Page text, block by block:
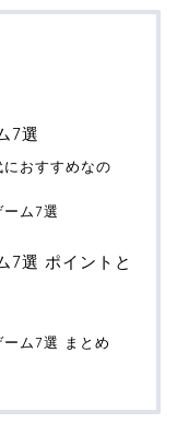
7選
おすすめなの
ム7選
7選 ポイントと
ム7選 まとめ